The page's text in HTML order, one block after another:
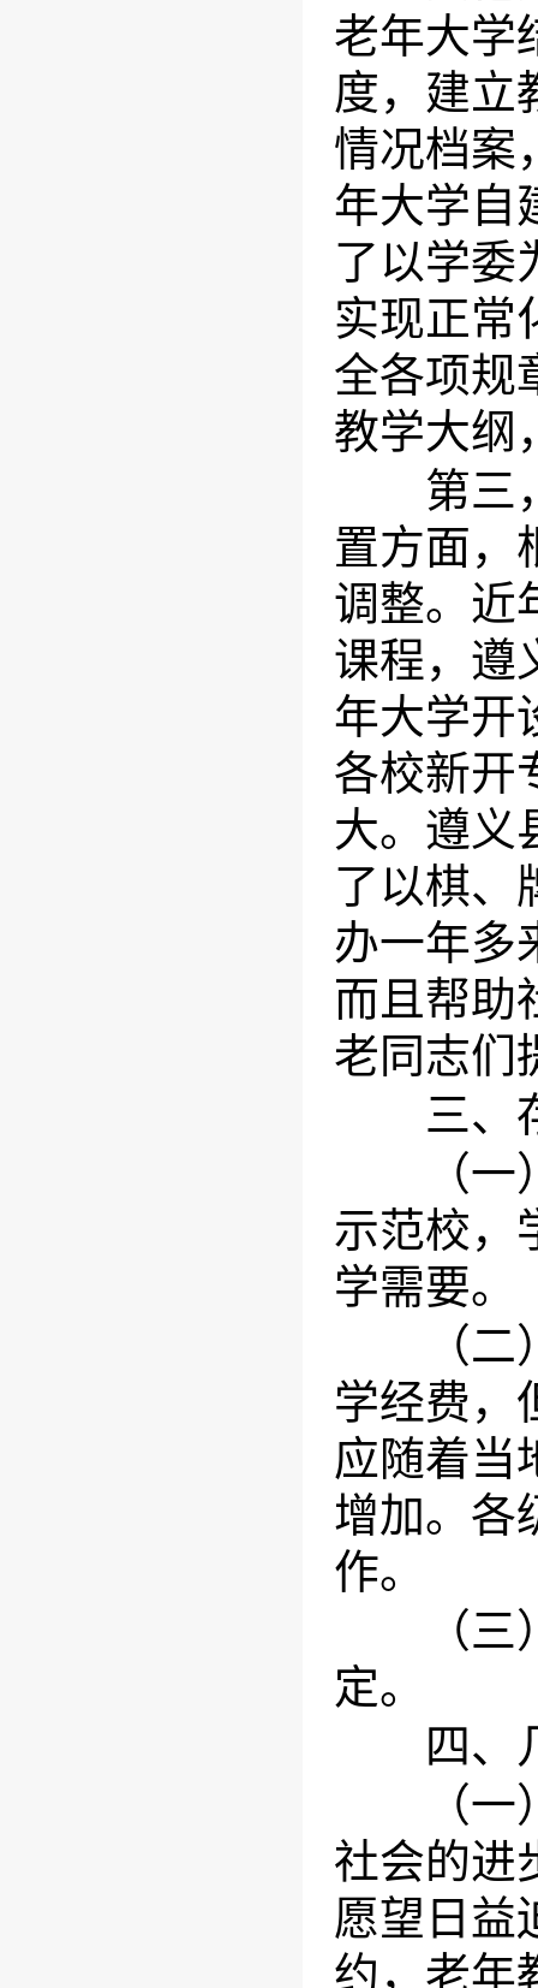
老年大学
度，建立
情况档案
年大学自
了以学委
实现正常
全各项规
教学大纲
第三，
置方面，
调整。近
课程，遵
年大学开
各校新开
大。遵义
了以棋、
办一年多
而且帮助
老同志们
三、存
（一）
示范校，
学需要。
（二）
学经费，
应随着当
增加。各
作。
（三）
定。
四、
（一）
社会的进
愿望日益
约，老年